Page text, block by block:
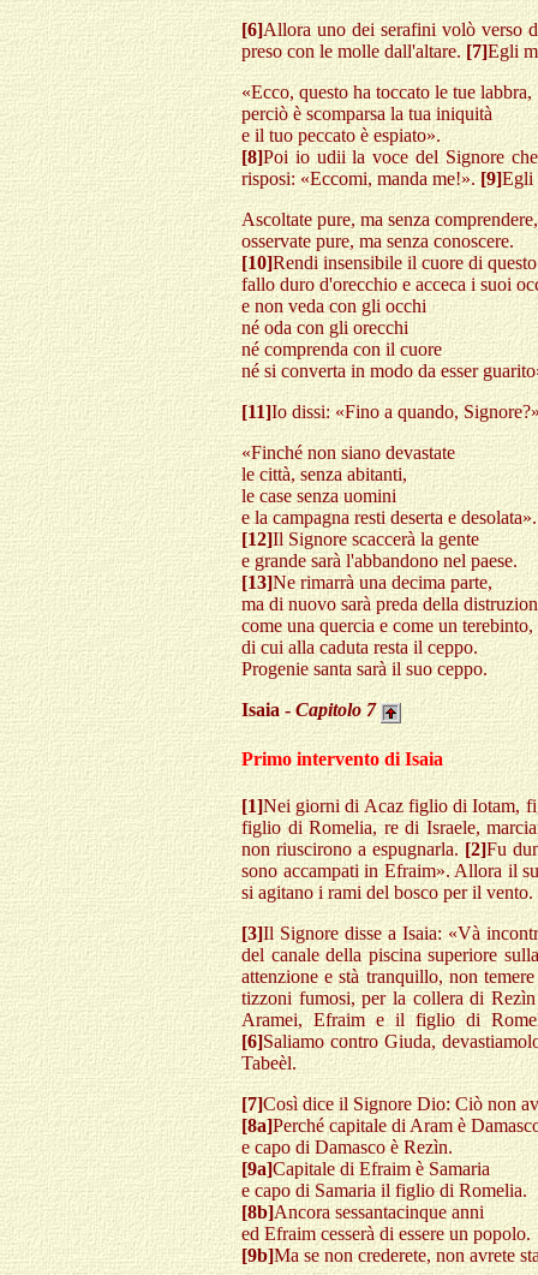
[6]Allora uno dei serafini volò verso
preso con le molle dall'altare. [7]Egli
«Ecco, questo ha toccato le tue labbra,
perciò è scomparsa la tua iniquità
e il tuo peccato è espiato».
[8]Poi io udii la voce del Signore
risposi: «Eccomi, manda me!». [9]Egli
Ascoltate pure, ma senza comprendere,
osservate pure, ma senza conoscere.
[10]Rendi insensibile il cuore di
fallo duro d'orecchio e acceca i suoi
e non veda con gli occhi
né oda con gli orecchi
né comprenda con il cuore
né si converta in modo da esser
[11]Io dissi: «Fino a quando,
«Finché non siano devastate
le città, senza abitanti,
le case senza uomini
e la campagna resti deserta e desolata».
[12]Il Signore scaccerà la gente
e grande sarà l'abbandono nel paese.
[13]Ne rimarrà una decima parte,
ma di nuovo sarà preda della
come una quercia e come un terebinto,
di cui alla caduta resta il ceppo.
Progenie santa sarà il suo ceppo.
Isaia - Capitolo 7
Primo intervento di Isaia
[1]Nei giorni di Acaz figlio di Iotam,
figlio di Romelia, re di Israele,
non riuscirono a espugnarla. [2]Fu
sono accampati in Efraim». Allora il
si agitano i rami del bosco per il vento.
[3]Il Signore disse a Isaia: «Và
del canale della piscina superiore
attenzione e stà tranquillo, non
tizzoni fumosi, per la collera di
Aramei, Efraim e il figlio di
[6]Saliamo contro Giuda,
Tabeèl.
[7]Così dice il Signore Dio: Ciò non
[8a]Perché capitale di Aram è
e capo di Damasco è Rezìn.
[9a]Capitale di Efraim è Samaria
e capo di Samaria il figlio di Romelia.
[8b]Ancora sessantacinque anni
ed Efraim cesserà di essere un popolo.
[9b]Ma se non crederete, non avrete